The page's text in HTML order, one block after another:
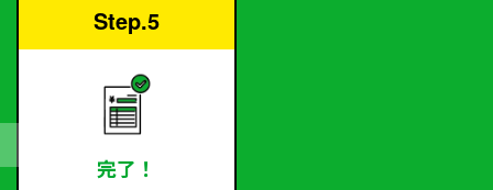
Step.5
完了！